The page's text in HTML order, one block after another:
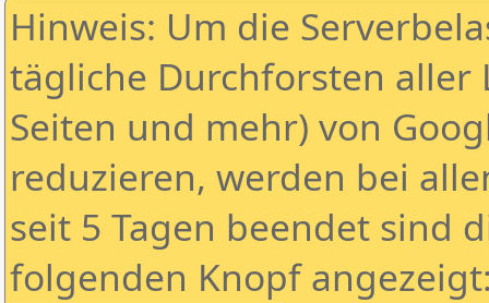
Hinweis: Um die
tägliche Durchforsten aller
Seiten und mehr) von
reduzieren, werden bei
seit 5 Tagen beendet sind
folgenden Knopf